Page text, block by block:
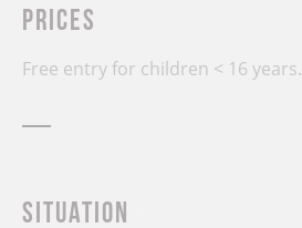
Prices
Free entry for children < 16 years.
Situation